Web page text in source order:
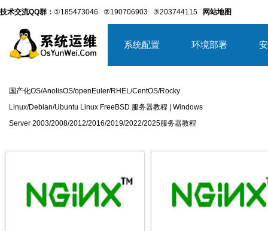
技术交流QQ群： ①185473046 ②190706903 ③203744115 网站地图
系统配置 环境部署
国产化OS/AnolisOS/openEuler/RHEL/CentOS/Rocky
Linux/Debian/Ubuntu Linux FreeBSD 服务器教程 | Windows
Server 2003/2008/2012/2016/2019/2022/2025服务器教程